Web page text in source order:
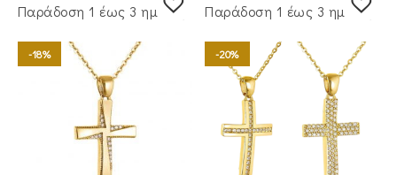
Παράδoση 1 έως 3 ημέρες
-18%
Παράδoση 1 έως 3 ημέρες
-20%